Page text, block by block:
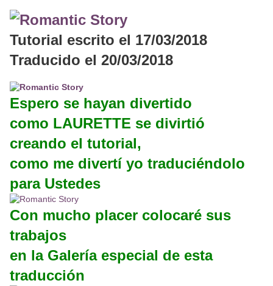
Tutorial escrito el 17/03/2018
Traducido el 20/03/2018
Espero se hayan divertido
como LAURETTE se divirtió
creando el tutorial,
como me divertí yo traduciéndolo
para Ustedes
Con mucho placer colocaré sus
trabajos
en la Galería especial de esta
traducción